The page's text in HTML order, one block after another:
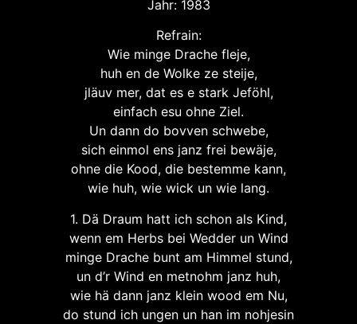
Jahr: 1983
Refrain:
Wie minge Drache fleje,
huh en de Wolke ze steije,
jläuv mer, dat es e stark Jeföhl,
einfach esu ohne Ziel.
Un dann do bovven schwebe,
sich einmol ens janz frei bewäje,
ohne die Kood, die bestemme kann,
wie huh, wie wick un wie lang.
1. Dä Draum hatt ich schon als Kind,
wenn em Herbs bei Wedder un Wind
minge Drache bunt am Himmel stund,
un d’r Wind en metnohm janz huh,
wie hä dann janz klein wood em Nu,
do stund ich ungen un han im nohjesin